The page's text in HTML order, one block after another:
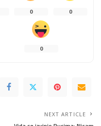
0 0
0
NEXT ARTICLE